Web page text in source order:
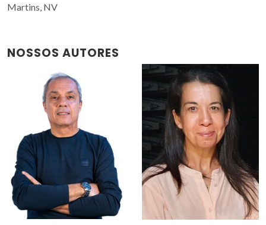
Martins, NV
NOSSOS AUTORES